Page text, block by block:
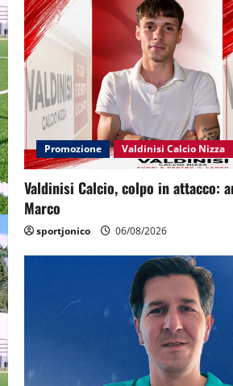
Promozione Valdinisi Calcio Nizza
Valdinisi Calcio, colpo in attacco:
Marco
sportjonico 06/08/2026